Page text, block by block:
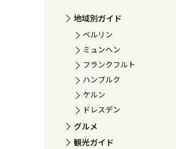
地域別ガイド
ベルリン
ミュンヘン
フランクフルト
ハンブルク
ケルン
ドレスデン
グルメ
観光ガイド